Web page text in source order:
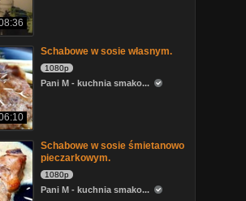
Schabowe w sosie własnym.
1080p
Pani M - kuchnia smako...
Schabowe w sosie śmietanowo
pieczarkowym.
1080p
Pani M - kuchnia smako...